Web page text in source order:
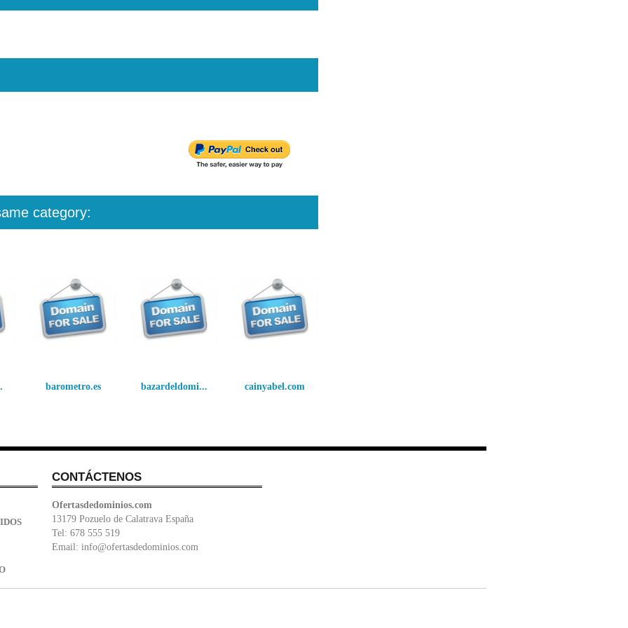
category:
barometro.es bazardeldomi... cainyabel.com
CONTÁCTENOS
Ofertasdedominios.com
13179 Pozuelo de Calatrava España
Tel: 678 555 519
Email: info@ofertasdedominios.com